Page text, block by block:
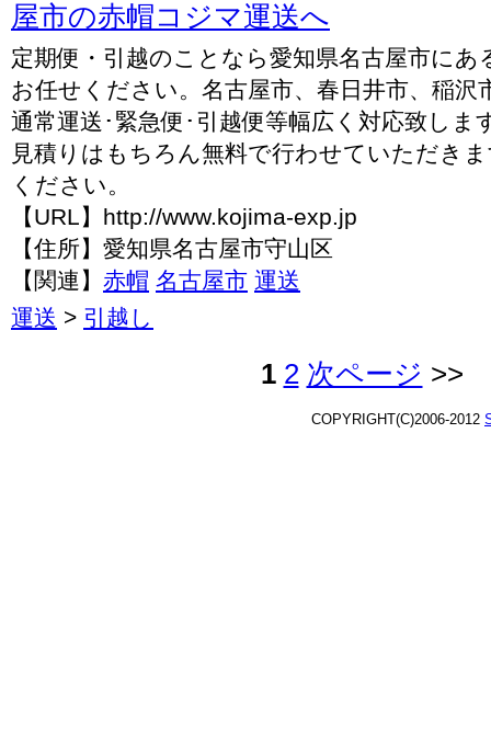
屋市の赤帽コジマ運送へ
定期便・引越のことなら愛知県名古屋市にあ
お任せください。名古屋市、春日井市、稲沢
通常運送･緊急便･引越便等幅広く対応致しま
見積りはもちろん無料で行わせていただき
ください。
【URL】http://www.kojima-exp.jp
【住所】愛知県名古屋市守山区
【関連】 赤帽 名古屋市 運送
運送 > 引越し
1 2 次ページ >>
COPYRIGHT(C)2006-2012